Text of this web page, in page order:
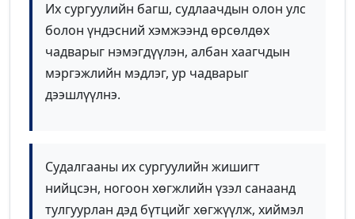
Их сургуулийн багш, судлаачдын олон улс
болон үндэсний хэмжээнд өрсөлдөх
чадварыг нэмэгдүүлэн, албан хаагчдын
мэргэжлийн мэдлэг, ур чадварыг
дээшлүүлнэ.
Судалгааны их сургуулийн жишигт
нийцсэн, ногоон хөгжлийн үзэл санаанд
тулгуурлан дэд бүтцийг хөгжүүлж, хиймэл